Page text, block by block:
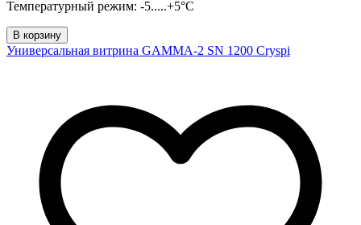
Температурный режим: -5.....+5°C
В корзину
Универсальная витрина GAMMA-2 SN 1200 Cryspi